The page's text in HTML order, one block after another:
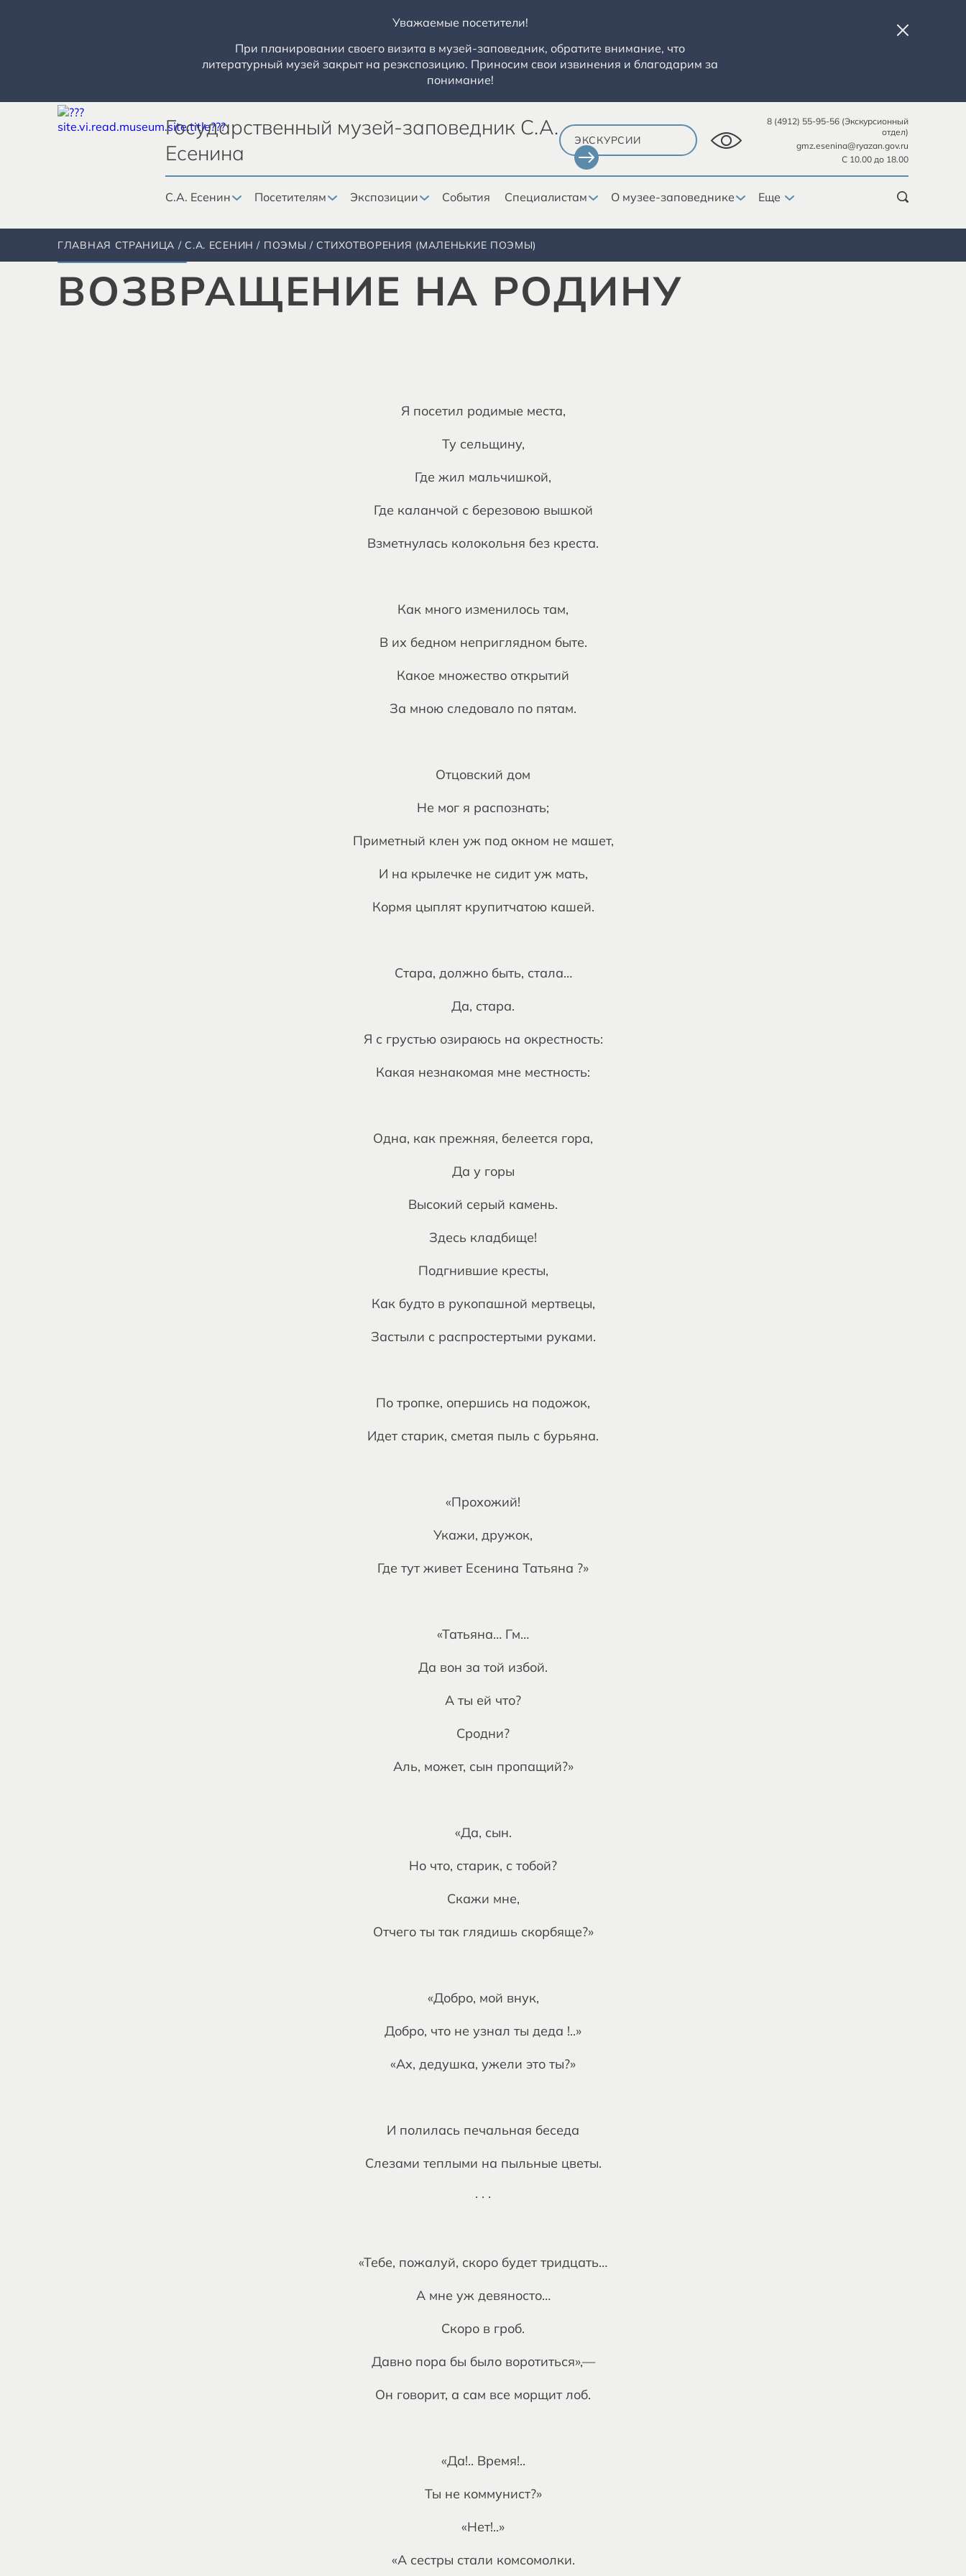
Уважаемые посетители!
При планировании своего визита в музей-заповедник, обратите внимание, что
литературный музей закрыт на реэкспозицию. Приносим свои извинения и благодарим за
понимание!
Государственный музей-заповедник С.А.
Есенина
ЭКСКУРСИИ
8 (4912) 55-95-56 (Экскурсионный
отдел)
gmz.esenina@ryazan.gov.ru
С 10.00 до 18.00
С.А. Есенин Посетителям Экспозиции События Специалистам О музее-заповеднике Еще
ГЛАВНАЯ СТРАНИЦА С.А. ЕСЕНИН ПОЭМЫ СТИХОТВОРЕНИЯ (МАЛЕНЬКИЕ ПОЭМЫ)
ВОЗВРАЩЕНИЕ НА РОДИНУ
Я посетил родимые места,
Ту сельщину,
Где жил мальчишкой,
Где каланчой с березовою вышкой
Взметнулась колокольня без креста.
Как много изменилось там,
В их бедном неприглядном быте.
Какое множество открытий
За мною следовало по пятам.
Отцовский дом
Не мог я распознать;
Приметный клен уж под окном не машет,
И на крылечке не сидит уж мать,
Кормя цыплят крупитчатою кашей.
Стара, должно быть, стала…
Да, стара.
Я с грустью озираюсь на окрестность:
Какая незнакомая мне местность:
Одна, как прежняя, белеется гора,
Да у горы
Высокий серый камень.
Здесь кладбище!
Подгнившие кресты,
Как будто в рукопашной мертвецы,
Застыли с распростертыми руками.
По тропке, опершись на подожок,
Идет старик, сметая пыль с бурьяна.
«Прохожий!
Укажи, дружок,
Где тут живет Есенина Татьяна ?»
«Татьяна… Гм…
Да вон за той избой.
А ты ей что?
Сродни?
Аль, может, сын пропащий?»
«Да, сын.
Но что, старик, с тобой?
Скажи мне,
Отчего ты так глядишь скорбяще?»
«Добро, мой внук,
Добро, что не узнал ты деда !..»
«Ах, дедушка, ужели это ты?»
И полилась печальная беседа
Слезами теплыми на пыльные цветы.
· · ·
«Тебе, пожалуй, скоро будет тридцать…
А мне уж девяносто…
Скоро в гроб.
Давно пора бы было воротиться»,—
Он говорит, а сам все морщит лоб.
«Да!.. Время!..
Ты не коммунист?»
«Нет!..»
«А сестры стали комсомолки.